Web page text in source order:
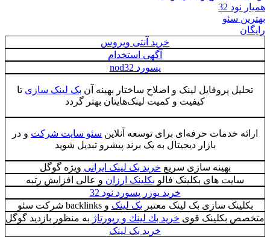
همیار نود 32
بهترین سئو
رایگان
خرید آنتی ویروس
آگهی استخدام
پسورد nod32
تحلیل پروفایل لینک و اصلاح ساختار بهینه آن بک لینک سازی تا
کیفیت و کمیت لینک‌هایتان بهتر گردد
ارائه خدمات حرفه‌ای برای توسعه آنلاین سئو سایت شرکت و در
بازار دیجیتال به یک برند پیشرو تبدیل شوید
بهینه سازی سریع خرید بک لینک ایرانی ویژه گوگل
سایت های بکلینک فالو بکلینک ارزان و عالی افزایش رتبه
خرید یوزر پسورد نود 32
بکلینک سازی بک لینک معتبر بک لینک و backlinks شرکت سئو
متخصص بکلینک قوی خريد بك لينك و رپورتاژ به منظور بازدید گوگل
خرید بک لینک